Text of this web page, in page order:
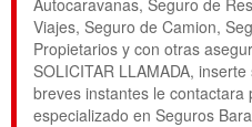
Autocaravanas, Seguro de
Viajes, Seguro de Camion,
Propietarios y con otras
SOLICITAR LLAMADA,
breves instantes le contactara
especializado en Seguros